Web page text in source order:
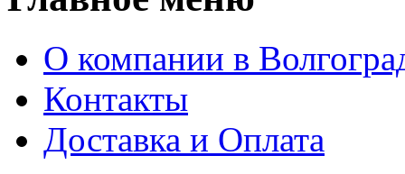
О компании в
Контакты
Доставка и Оплата